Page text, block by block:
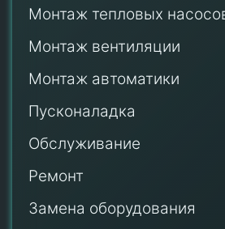
Монтаж тепловых
Монтаж вентиляции
Монтаж автоматики
Пусконаладка
Обслуживание
Ремонт
Замена оборудования